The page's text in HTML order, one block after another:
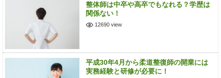
整体師は中卒や高卒でもなれる？学歴は
関係ない！
12690 view
平成30年4月から柔道整復師の開業には
実務経験と研修が必要に！